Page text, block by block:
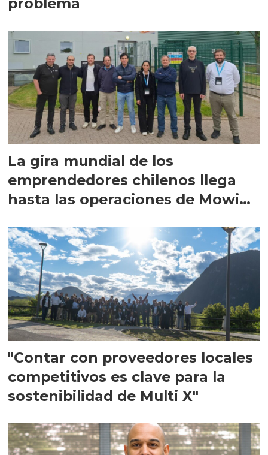
La gira mundial de los
emprendedores chilenos llega
hasta las operaciones de Mowi
"Contar con proveedores locales
competitivos es clave para la
sostenibilidad de Multi X"